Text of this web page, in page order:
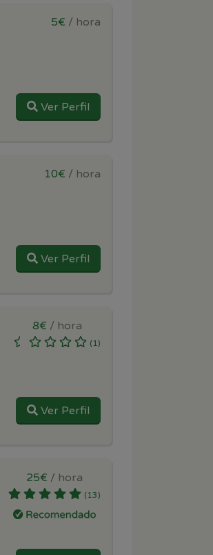
5€ / hora
Ver Perfil
10€ / hora
Ver Perfil
8€ / hora
(1)
Ver Perfil
25€ / hora
(13)